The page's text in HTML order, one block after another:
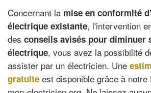
Concernant la mise en conformité
électrique existante, l'intervention
des conseils avisés pour diminuer
électrique, vous avez la possibilité
assister par un électricien. Une
gratuite est disponible grâce à